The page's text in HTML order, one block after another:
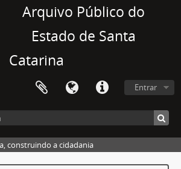
Arquivo Público do
Estado de Santa
Catarina
Entrar
construindo a cidadania